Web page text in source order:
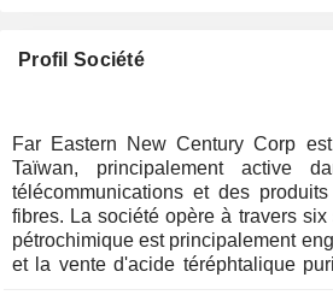
Profil Société
Far Eastern New Century Corp
Taïwan, principalement active
télécommunications et des
fibres. La société opère à travers
pétrochimique est principalement
et la vente d'acide téréphtalique